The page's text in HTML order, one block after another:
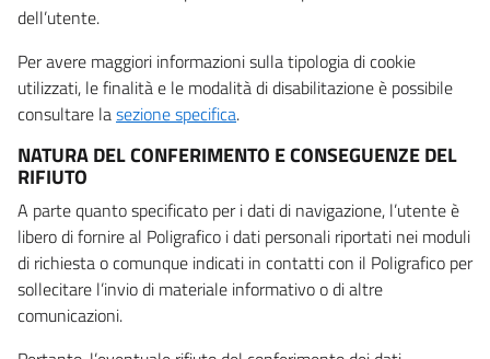
dell’utente.
Per avere maggiori informazioni sulla tipologia di cookie
utilizzati, le finalità e le modalità di disabilitazione è possibile
consultare lasezione specifica.
NATURA DEL CONFERIMENTO E CONSEGUENZE DEL
RIFIUTO
A parte quanto specificato per i dati di navigazione, l’utente è
libero di fornire al Poligrafico i dati personali riportati nei moduli
di richiesta o comunque indicati in contatti con il Poligrafico per
sollecitare l’invio di materiale informativo o di altre
comunicazioni.